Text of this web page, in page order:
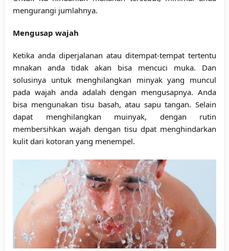
mengurangi jumlahnya.
Mengusap wajah
Ketika anda diperjalanan atau ditempat-tempat tertentu
mnakan anda tidak akan bisa mencuci muka. Dan
solusinya untuk menghilangkan minyak yang muncul
pada wajah anda adalah dengan mengusapnya. Anda
bisa mengunakan tisu basah, atau sapu tangan. Selain
dapat menghilangkan muinyak, dengan rutin
membersihkan wajah dengan tisu dpat menghindarkan
kulit dari kotoran yang menempel.